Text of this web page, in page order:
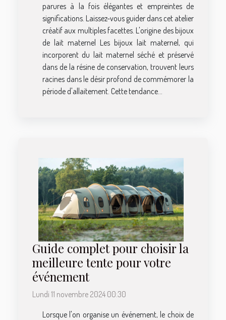
parures à la fois élégantes et empreintes de
significations. Laissez-vous guider dans cet atelier
créatif aux multiples facettes. L'origine des bijoux
de lait maternel Les bijoux lait maternel, qui
incorporent du lait maternel séché et préservé
dans de la résine de conservation, trouvent leurs
racines dans le désir profond de commémorer la
période d'allaitement. Cette tendance...
Guide complet pour choisir la
meilleure tente pour votre
événement
Lundi 11 novembre 2024 00:30
Lorsque l'on organise un événement, le choix de